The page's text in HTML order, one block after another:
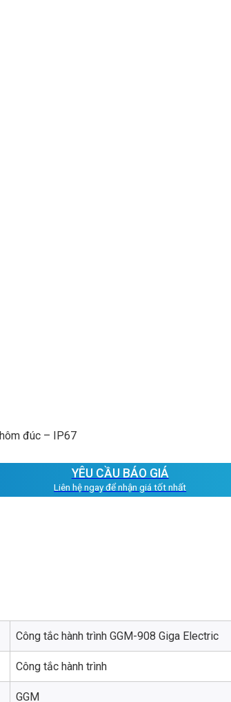
đúc – IP67
YÊU CẦU BÁO GIÁ
Liên hệ ngay để nhận giá tốt nhất
Công tắc hành trình GGM-908 Giga Electric
Công tắc hành trình
GGM